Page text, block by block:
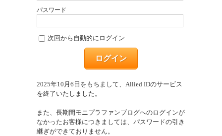
パスワード
次回から自動的にログイン
ログイン
2025年10月6日をもちまして、Allied IDのサービス
を終了いたしました。
また、長期間モニプラファンブログへのログインが
なかったお客様につきましては、パスワードの引き
継ぎができておりません。